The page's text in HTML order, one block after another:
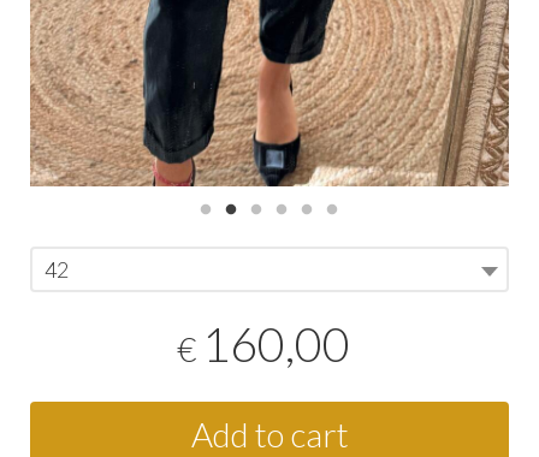
42
€ 160,00
Add to cart